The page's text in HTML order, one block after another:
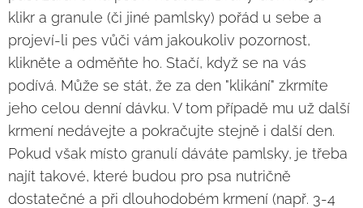
klikr a granule (či jiné pamlsky) pořád u sebe a
projeví-li pes vůči vám jakoukoliv pozornost,
klikněte a odměňte ho. Stačí, když se na vás
podívá. Může se stát, že za den "klikání" zkrmíte
jeho celou denní dávku. V tom případě mu už další
krmení nedávejte a pokračujte stejně i další den.
Pokud však místo granulí dáváte pamlsky, je třeba
najít takové, které budou pro psa nutričně
dostatečné a při dlouhodobém krmení (např. 3-4